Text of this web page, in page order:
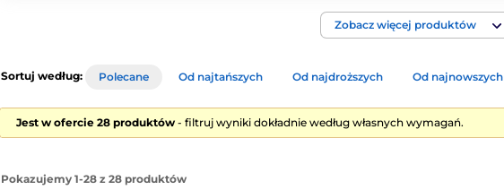
Zobacz więcej produktów
Sortuj według: Polecane Od najtańszych Od najdroższych Od najnowszych
Jest w ofercie 28 produktów - filtruj wyniki dokładnie według własnych wymagań.
Pokazujemy 1-28 z 28 produktów